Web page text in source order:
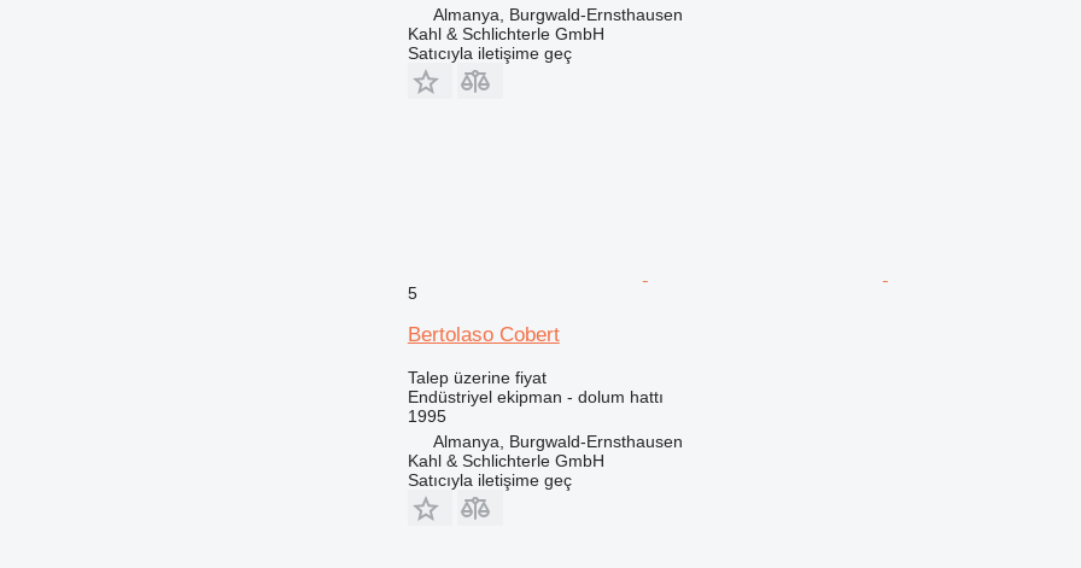
Almanya, Burgwald-Ernsthausen
Kahl & Schlichterle GmbH
Satıcıyla iletişime geç
5
Bertolaso Cobert
Talep üzerine fiyat
Endüstriyel ekipman - dolum hattı
1995
Almanya, Burgwald-Ernsthausen
Kahl & Schlichterle GmbH
Satıcıyla iletişime geç